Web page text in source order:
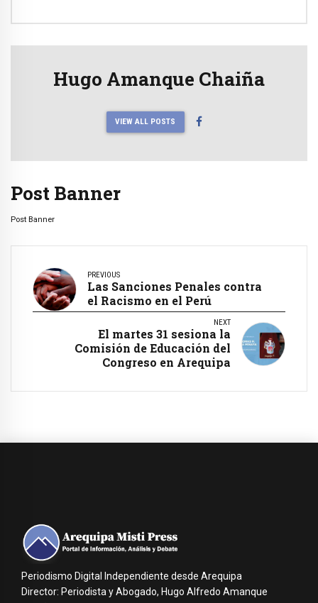
Hugo Amanque Chaiña
VIEW ALL POSTS
Post Banner
Post Banner
PREVIOUS
Las Sanciones Penales contra
el Racismo en el Perú
NEXT
El martes 31 sesiona la
Comisión de Educación del
Congreso en Arequipa
Periodismo Digital Independiente desde Arequipa
Director: Periodista y Abogado, Hugo Alfredo Amanque